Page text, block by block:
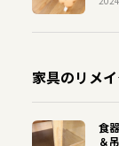
家具のリメ
食
＆